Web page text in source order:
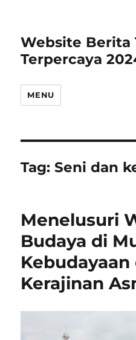
Website Berita
Terpercaya
MENU
Tag:Seni dan
Menelusuri
Budaya di
Kebudayaan
Kerajinan